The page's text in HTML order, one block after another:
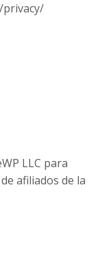
LLC para
afiliados de la